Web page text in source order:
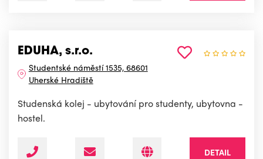
EDUHA, s.r.o.
Studentské náměstí 1535, 68601
Uherské Hradiště
Studenská kolej - ubytování pro studenty, ubytovna -
hostel.
DETAIL